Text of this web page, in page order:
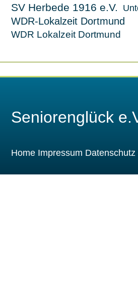
SV Herbede 1916 e.V.
WDR-Lokalzeit Dortmund
WDR Lokalzeit Dortmund
Seniorenglück
Home Impressum Datenschutz